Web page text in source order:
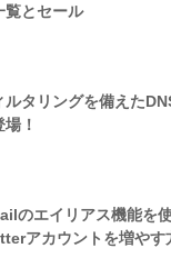
覧とセール
ルタリングを備えた
！
のエイリアス機能を
アカウントを増やす